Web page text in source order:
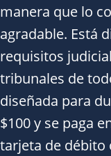
manera que lo
agradable. Está
requisitos
tribunales de
diseñada para
$100 y se paga
tarjeta de débito